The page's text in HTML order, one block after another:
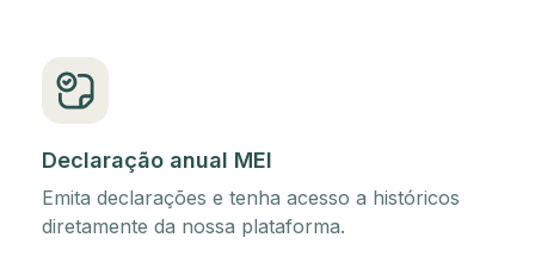
Declaração anual MEI
Emita declarações e tenha acesso a históricos
diretamente da nossa plataforma.